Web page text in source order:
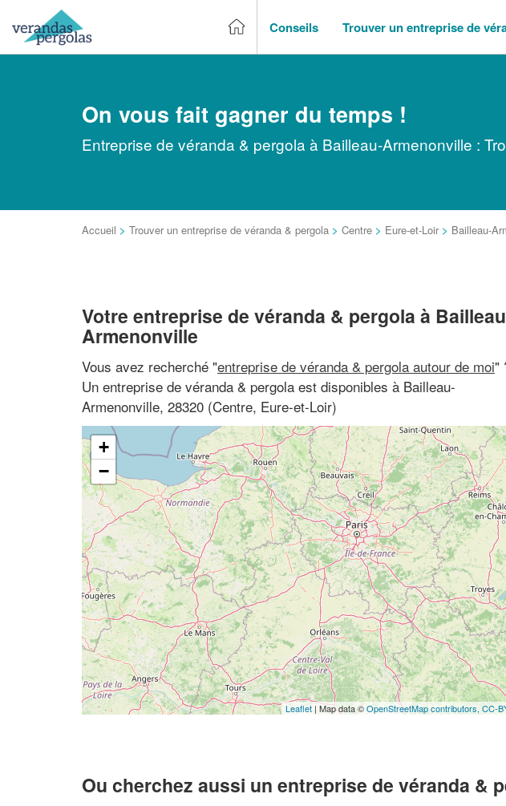
Conseils Trouver un entreprise de
On vous fait gagner du temps !
Entreprise de véranda & pergola à Bailleau-Armenonville :
Accueil > Trouver un entreprise de véranda & pergola > Centre > Eure-et-Loir > Bailleau-
Votre entreprise de véranda & pergola à
Armenonville
Vous avez recherché "entreprise de véranda & pergola autour de moi"
Un entreprise de véranda & pergola est disponibles à Bailleau-
Armenonville, 28320 (Centre, Eure-et-Loir)
+
−
Leaflet | Map data ©OpenStreetMap contributors, CC-
Ou cherchez aussi un entreprise de véranda